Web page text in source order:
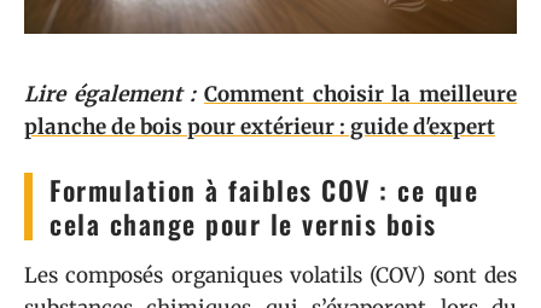
Lire également : Comment choisir la meilleure
planche de bois pour extérieur : guide d'expert
Formulation à faibles COV : ce que
cela change pour le vernis bois
Les composés organiques volatils (COV) sont des